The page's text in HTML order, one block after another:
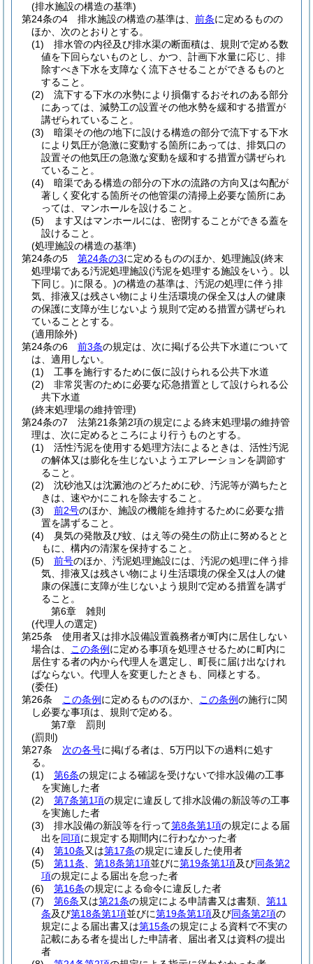
(排水施設の構造の基準)
第24条の4
排水施設の構造の基準は、 前条に定めるものの
ほか、次のとおりとする。
(1)
排水管の内径及び排水渠の断面積は、規則で定める数
値を下回らないものとし、かつ、計画下水量に応じ、排
除すべき下水を支障なく流下させることができるものと
すること。
(2)
流下する下水の水勢により損傷するおそれのある部分
にあっては、減勢工の設置その他水勢を緩和する措置が
講ぜられていること。
(3)
暗渠その他の地下に設ける構造の部分で流下する下水
により気圧が急激に変動する箇所にあっては、排気口の
設置その他気圧の急激な変動を緩和する措置が講ぜられ
ていること。
(4)
暗渠である構造の部分の下水の流路の方向又は勾配が
著しく変化する箇所その他管渠の清掃上必要な箇所にあ
っては、マンホールを設けること。
(5)
ます又はマンホールには、密閉することができる蓋を
設けること。
(処理施設の構造の基準)
第24条の5
第24条の3に定めるもののほか、処理施設(終末
処理場である汚泥処理施設(汚泥を処理する施設をいう。以
下同じ。)に限る。)の構造の基準は、汚泥の処理に伴う排
気、排液又は残さい物により生活環境の保全又は人の健康
の保護に支障が生じないよう規則で定める措置が講ぜられ
ていることとする。
(適用除外)
第24条の6
前3条の規定は、次に掲げる公共下水道について
は、適用しない。
(1)
工事を施行するために仮に設けられる公共下水道
(2)
非常災害のために必要な応急措置として設けられる公
共下水道
(終末処理場の維持管理)
第24条の7
法第21条第2項の規定による終末処理場の維持管
理は、次に定めるところにより行うものとする。
(1)
活性汚泥を使用する処理方法によるときは、活性汚泥
の解体又は膨化を生じないようエアレーションを調節す
ること。
(2)
沈砂池又は沈澱池のどろために砂、汚泥等が満ちたと
きは、速やかにこれを除去すること。
(3)
前2号のほか、施設の機能を維持するために必要な措
置を講ずること。
(4)
臭気の発散及び蚊、はえ等の発生の防止に努めるとと
もに、構内の清潔を保持すること。
(5)
前号のほか、汚泥処理施設には、汚泥の処理に伴う排
気、排液又は残さい物により生活環境の保全又は人の健
康の保護に支障が生じないよう規則で定める措置を講ず
ること。
第6章
雑則
(代理人の選定)
第25条
使用者又は排水設備設置義務者が町内に居住しない
場合は、
この条例 に定める事項を処理させるために町内に
居住する者の内から代理人を選定し、町長に届け出なけれ
ばならない。 代理人を変更したときも、同様とする。
(委任)
第26条
この条例 に定めるもののほか、 この条例の施行に関
し必要な事項は、規則で定める。
第7章
罰則
(罰則)
第27条
次の各号に掲げる者は、5万円以下の過料に処す
る。
(1)
第6条の規定による確認を受けないで排水設備の工事
を実施した者
(2)
第7条第1項の規定に違反して排水設備の新設等の工事
を実施した者
(3)
排水設備の新設等を行って第8条第1項の規定による届
出を同項に規定する期間内に行わなかった者
(4)
第10条又は第17条の規定に違反した使用者
(5)
第11条 第18条第1項並びに第19条第1項及び同条第2
項の規定による届出を怠った者
(6)
第16条の規定による命令に違反した者
(7)
第6条又は第21条の規定による申請書又は書類、 第11
条及び第18条第1項並びに第19条第1項及び同条第2項の
規定による届出書又は第15条の規定による資料で不実の
記載にある者を提出した申請者、届出者又は資料の提出
者